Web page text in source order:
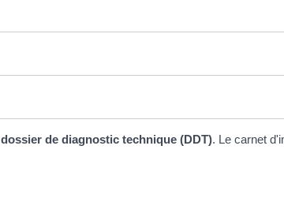
dossier de diagnostic technique (DDT). Le carnet